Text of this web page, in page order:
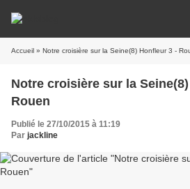
Accueil » Notre croisière sur la Seine(8) Honfleur 3 -
Notre croisière sur la
Rouen
Publié le 27/10/2015 à 11:19
Par jackline